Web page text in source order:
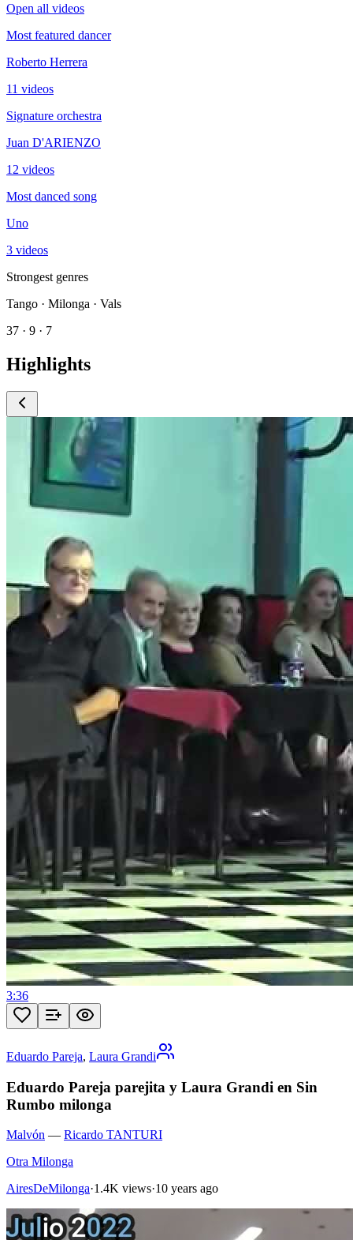
Open all videos
Most featured dancer
Roberto Herrera
11 videos
Signature orchestra
Juan D'ARIENZO
12 videos
Most danced song
Uno
3 videos
Strongest genres
Tango · Milonga · Vals
37 · 9 · 7
Highlights
3:36
Eduardo Pareja, Laura Grandi
Eduardo Pareja parejita y Laura Grandi en Sin
Rumbo milonga
Malvón — Ricardo TANTURI
Otra Milonga
AiresDeMilonga·1.4K views·10 years ago